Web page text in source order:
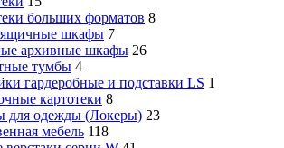
больших форматов 8
шкафы 7
архивные шкафы 26
тумбы 4
гардеробные и подставки LS 1
картотеки 8
одежды (Локеры) 23
мебель 118